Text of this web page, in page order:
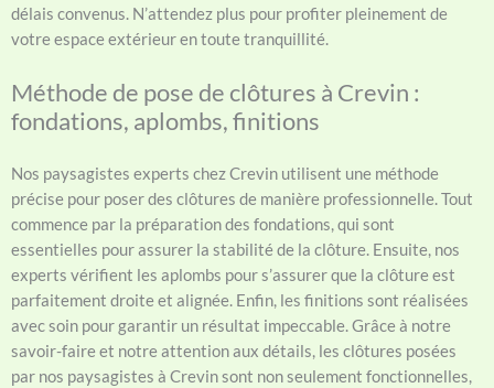
délais convenus. N’attendez plus pour profiter pleinement de
votre espace extérieur en toute tranquillité.
Méthode de pose de clôtures à Crevin :
fondations, aplombs, finitions
Nos paysagistes experts chez Crevin utilisent une méthode
précise pour poser des clôtures de manière professionnelle. Tout
commence par la préparation des fondations, qui sont
essentielles pour assurer la stabilité de la clôture. Ensuite, nos
experts vérifient les aplombs pour s’assurer que la clôture est
parfaitement droite et alignée. Enfin, les finitions sont réalisées
avec soin pour garantir un résultat impeccable. Grâce à notre
savoir-faire et notre attention aux détails, les clôtures posées
par nos paysagistes à Crevin sont non seulement fonctionnelles,